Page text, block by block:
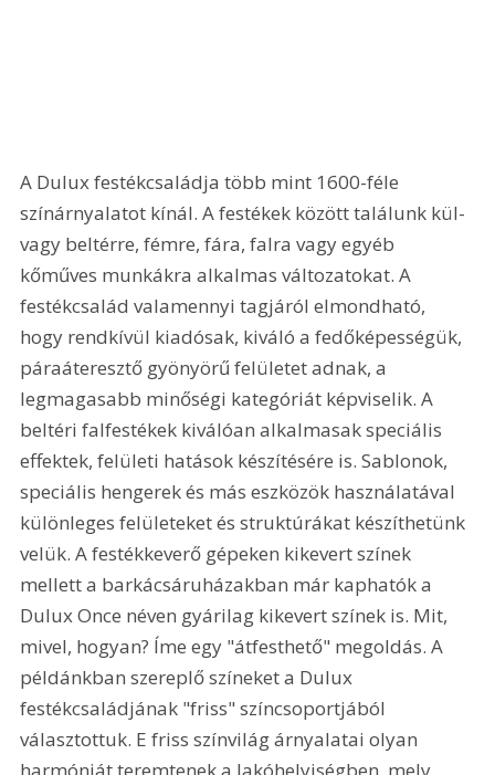
A Dulux festékcsaládja több mint 1600-féle
színárnyalatot kínál. A festékek között találunk kül-
vagy beltérre, fémre, fára, falra vagy egyéb
kőműves munkákra alkalmas változatokat. A
festékcsalád valamennyi tagjáról elmondható,
hogy rendkívül kiadósak, kiváló a fedőképességük,
páraáteresztő gyönyörű felületet adnak, a
legmagasabb minőségi kategóriát képviselik. A
beltéri falfestékek kiválóan alkalmasak speciális
effektek, felületi hatások készítésére is. Sablonok,
speciális hengerek és más eszközök használatával
különleges felületeket és struktúrákat készíthetünk
velük. A festékkeverő gépeken kikevert színek
mellett a barkácsáruházakban már kaphatók a
Dulux Once néven gyárilag kikevert színek is. Mit,
mivel, hogyan? Íme egy "átfesthető" megoldás. A
példánkban szereplő színeket a Dulux
festékcsaládjának "friss" színcsoportjából
választottuk. E friss színvilág árnyalatai olyan
harmóniát teremtenek a lakóhelyiségben, mely